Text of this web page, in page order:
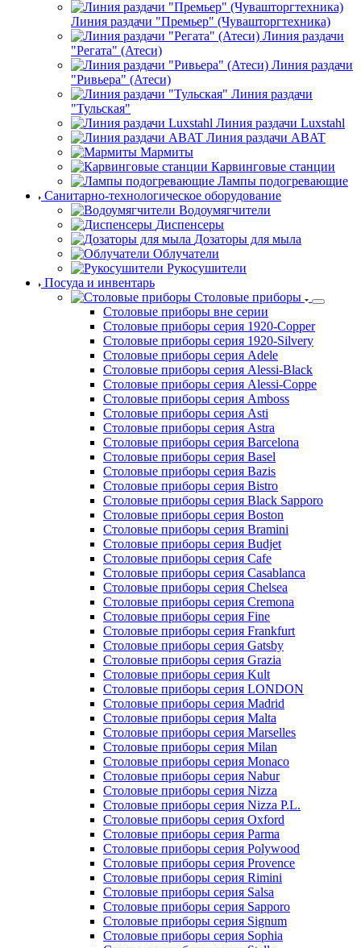
Линия раздачи "ПАТША" (Чувашторгтехника)
Линия раздачи "Премьер" (Чувашторгтехника)
Линия раздачи
"Регата" (Атеси)
Линия раздачи
"Ривьера" (Атеси)
Линия раздачи
"Тульская"
Линия раздачи ABAT
Мармиты
Карвинговые станции
Лампы подогревающие
Санитарно-технологическое оборудование
Водоумягчители
Диспенсеры
Дозаторы для мыла
Облучатели
Рукосушители
Посуда и инвентарь
Столовые приборы
Столовые приборы вне серии
Столовые приборы серия 1920-Copper
Столовые приборы серия 1920-Silvery
Столовые приборы серия Adele
Столовые приборы серия Alessi-Black
Столовые приборы серия Alessi-Coppe
Столовые приборы серия Amboss
Столовые приборы серия Asti
Столовые приборы серия Astra
Столовые приборы серия Barcelona
Столовые приборы серия Basel
Столовые приборы серия Bazis
Столовые приборы серия Bistro
Столовые приборы серия Black Sapporo
Столовые приборы серия Boston
Столовые приборы серия Bramini
Столовые приборы серия Budjet
Столовые приборы серия Cafe
Столовые приборы серия Casablanca
Столовые приборы серия Chelsea
Столовые приборы серия Cremona
Столовые приборы серия Fine
Столовые приборы серия Frankfurt
Столовые приборы серия Gatsby
Столовые приборы серия Grazia
Столовые приборы серия Kult
Столовые приборы серия LONDON
Столовые приборы серия Madrid
Столовые приборы серия Malta
Столовые приборы серия Marselles
Столовые приборы серия Milan
Столовые приборы серия Monaco
Столовые приборы серия Nabur
Столовые приборы серия Nizza
Столовые приборы серия Nizza P.L.
Столовые приборы серия Oxford
Столовые приборы серия Parma
Столовые приборы серия Polywood
Столовые приборы серия Provence
Столовые приборы серия Rimini
Столовые приборы серия Salsa
Столовые приборы серия Sapporo